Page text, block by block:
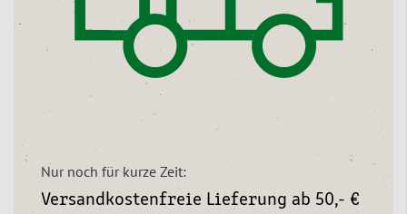
Nur noch für kurze Zeit:
Versandkostenfreie Lieferung ab 50,- €